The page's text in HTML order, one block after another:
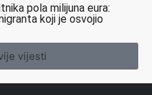
pola milijuna eura:
koji je osvojio
vijesti